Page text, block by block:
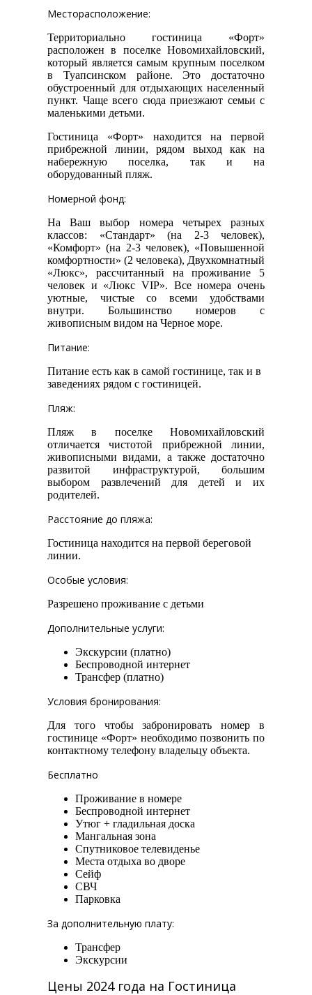
Месторасположение:
Территориально гостиница «Форт»
расположен в поселке Новомихайловский,
который является самым крупным поселком
в Туапсинском районе. Это достаточно
обустроенный для отдыхающих населенный
пункт. Чаще всего сюда приезжают семьи с
маленькими детьми.
Гостиница «Форт» находится на первой
прибрежной линии, рядом выход как на
набережную поселка, так и на
оборудованный пляж.
Номерной фонд:
На Ваш выбор номера четырех разных
классов: «Стандарт» (на 2-3 человек),
«Комфорт» (на 2-3 человек), «Повышенной
комфортности» (2 человека), Двухкомнатный
«Люкс», рассчитанный на проживание 5
человек и «Люкс VIP». Все номера очень
уютные, чистые со всеми удобствами
внутри. Большинство номеров с
живописным видом на Черное море.
Питание:
Питание есть как в самой гостинице, так и в
заведениях рядом с гостиницей.
Пляж:
Пляж в поселке Новомихайловский
отличается чистотой прибрежной линии,
живописными видами, а также достаточно
развитой инфраструктурой, большим
выбором развлечений для детей и их
родителей.
Расстояние до пляжа:
Гостиница находится на первой береговой
линии.
Особые условия:
Разрешено проживание с детьми
Дополнительные услуги:
Экскурсии (платно)
Беспроводной интернет
Трансфер (платно)
Условия бронирования:
Для того чтобы забронировать номер в
гостинице «Форт» необходимо позвонить по
контактному телефону владельцу объекта.
Бесплатно
Проживание в номере
Беспроводной интернет
Утюг + гладильная доска
Мангальная зона
Спутниковое телевиденье
Места отдыха во дворе
Сейф
СВЧ
Парковка
За дополнительную плату:
Трансфер
Экскурсии
Цены 2024 года на Гостиница